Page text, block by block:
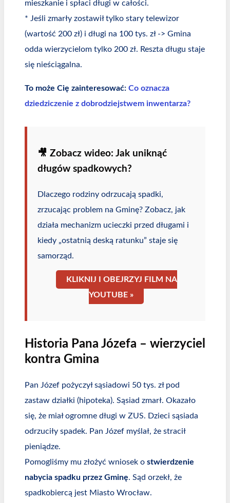
mieszkanie i spłaci długi w całości.
* Jeśli zmarły zostawił tylko stary telewizor
(wartość 200 zł) i długi na 100 tys. zł -> Gmina
odda wierzycielom tylko 200 zł. Reszta długu staje
się nieściągalna.
To może Cię zainteresować: Co oznacza
dziedziczenie z dobrodziejstwem inwentarza?
🎥 Zobacz wideo: Jak uniknąć
długów spadkowych?
Dlaczego rodziny odrzucają spadki,
zrzucając problem na Gminę? Zobacz, jak
działa mechanizm ucieczki przed długami i
kiedy „ostatnią deską ratunku” staje się
samorząd.
KLIKNIJ I OBEJRZYJ FILM NA
YOUTUBE »
Historia Pana Józefa – wierzyciel
kontra Gmina
Pan Józef pożyczył sąsiadowi 50 tys. zł pod
zastaw działki (hipoteka). Sąsiad zmarł. Okazało
się, że miał ogromne długi w ZUS. Dzieci sąsiada
odrzuciły spadek. Pan Józef myślał, że stracił
pieniądze.
Pomogliśmy mu złożyć wniosek o stwierdzenie
nabycia spadku przez Gminę. Sąd orzekł, że
spadkobiercą jest Miasto Wrocław.